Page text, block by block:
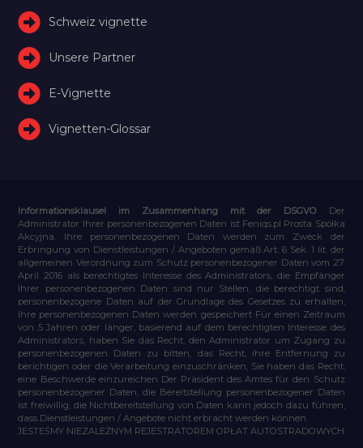
Schweiz vignette
Unsere Partner
E-Vignette
Vignetten-Glossar
Informationsklausel im Zusammenhang mit der DSGVO
Der
Administrator Ihrer personenbezogenen Daten ist Feniqs.pl Prosta Spółka
Akcyjna. Ihre personenbezogenen Daten werden zum Zweck der
Erbringung von Dienstleistungen / Angeboten gemäß Art. 6 Sek. 1 lit. der
allgemeinen Verordnung zum Schutz personenbezogener Daten vom 27.
April 2016 als berechtigtes Interesse des Administrators, die Empfänger
Ihrer personenbezogenen Daten sind nur Stellen, die berechtigt sind,
personenbezogene Daten auf der Grundlage des Gesetzes zu erhalten,
Ihre personenbezogenen Daten werden gespeichert Für einen Zeitraum
von 5 Jahren oder länger, basierend auf dem berechtigten Interesse des
Administrators, haben Sie das Recht, den Administrator um Zugang zu
personenbezogenen Daten zu bitten, das Recht, ihre Entfernung zu
berichtigen oder die Verarbeitung einzuschränken, Sie haben das Recht,
eine Beschwerde einzureichen Der Präsident des Amtes für den Schutz
personenbezogener Daten, die Bereitstellung personenbezogener Daten
ist freiwillig, die Nichtbereitstellung von Daten kann jedoch dazu führen,
dass Dienstleistungen / Angebote nicht erbracht werden können.
JESTEŚMY NIEZALEŻNYM REJESTRATOREM OPŁAT AUTOSTRADOWYCH